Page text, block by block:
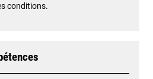
conditions.